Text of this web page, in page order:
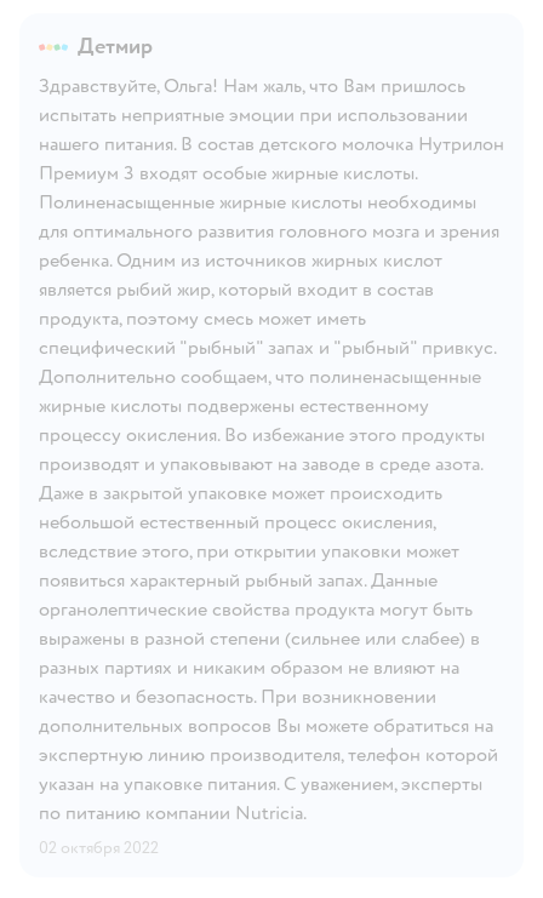
Детмир
Здравствуйте, Ольга! Нам жаль, что Вам пришлось
испытать неприятные эмоции при использовании
нашего питания. В состав детского молочка Нутрилон
Премиум 3 входят особые жирные кислоты.
Полиненасыщенные жирные кислоты необходимы
для оптимального развития головного мозга и зрения
ребенка. Одним из источников жирных кислот
является рыбий жир, который входит в состав
продукта, поэтому смесь может иметь
специфический "рыбный" запах и "рыбный" привкус.
Дополнительно сообщаем, что полиненасыщенные
жирные кислоты подвержены естественному
процессу окисления. Во избежание этого продукты
производят и упаковывают на заводе в среде азота.
Даже в закрытой упаковке может происходить
небольшой естественный процесс окисления,
вследствие этого, при открытии упаковки может
появиться характерный рыбный запах. Данные
органолептические свойства продукта могут быть
выражены в разной степени (сильнее или слабее) в
разных партиях и никаким образом не влияют на
качество и безопасность. При возникновении
дополнительных вопросов Вы можете обратиться на
экспертную линию производителя, телефон которой
указан на упаковке питания. С уважением, эксперты
по питанию компании Nutricia.
02 октября 2022